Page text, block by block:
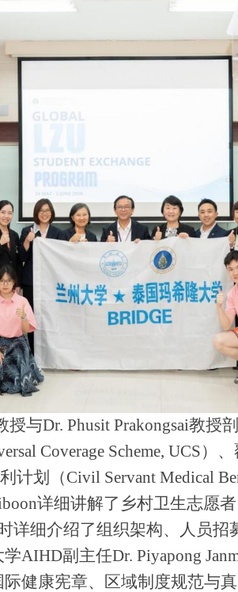
授与Dr. Phusit Prakongsai教
Coverage Scheme, UCS）
划（Civil Servant Medical
详细讲解了 乡村卫生志愿
详细介绍了组织架构、人员
学AIHD副主任Dr. Piyapong
健康宪章、区域制度规范与